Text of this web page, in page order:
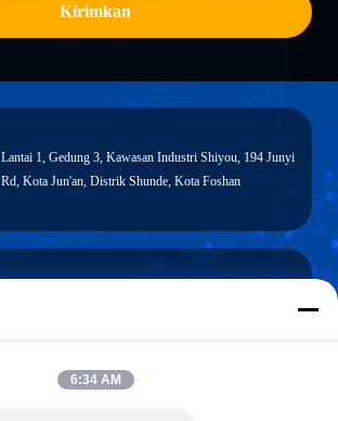
Kirimkan
Lantai 1, Gedung 3, Kawasan Industri Shiyou, 194 Junyi
Rd, Kota Jun'an, Distrik Shunde, Kota Foshan
6:34 AM